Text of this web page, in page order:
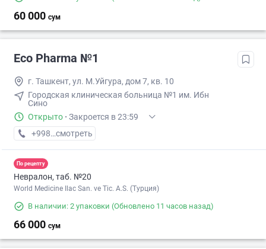
60 000 сум
Eco Pharma №1
г. Ташкент, ул. М.Уйгура, дом 7, кв. 10
Городская клиническая больница №1 им. Ибн
Сино
Открыто · Закроется в 23:59
+998 (71) XXX-XX-XX
смотреть
По рецепту
Невралон, таб. №20
World Medicine Ilac San. ve Tic. A.S. (Турция)
В наличии: 2 упаковки (Обновлено 11 часов назад)
66 000 сум